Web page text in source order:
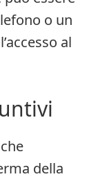
o un
al
della